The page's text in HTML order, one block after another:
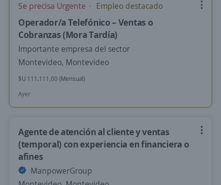
Se precisa Urgente Empleo destacado
Operador/a Telefónico – Ventas o
Cobranzas (Mora Tardía)
Importante empresa del sector
Montevideo, Montevideo
$U 111.111,00 (Mensual)
Ayer
Agente de atención al cliente y ventas
(temporal) con experiencia en financiera o
afines
ManpowerGroup